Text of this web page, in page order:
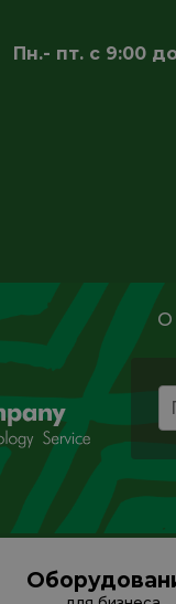
Пн.- пт. с 9:00
О